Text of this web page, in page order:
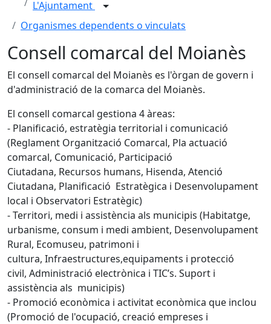
L'Ajuntament
Organismes dependents o vinculats
Consell comarcal del Moianès
El consell comarcal del Moianès es l'òrgan de govern i
d'administració de la comarca del Moianès.
El consell comarcal gestiona 4 àreas:
- Planificació, estratègia territorial i comunicació
(Reglament Organització Comarcal, Pla actuació
comarcal, Comunicació, Participació
Ciutadana, Recursos humans, Hisenda, Atenció
Ciutadana, Planificació Estratègica i Desenvolupament
local i Observatori Estratègic)
- Territori, medi i assistència als municipis (Habitatge,
urbanisme, consum i medi ambient, Desenvolupament
Rural, Ecomuseu, patrimoni i
cultura, Infraestructures,equipaments i protecció
civil, Administració electrònica i TIC’s. Suport i
assistència als municipis)
- Promoció econòmica i activitat econòmica que inclou
(Promoció de l'ocupació, creació empreses i